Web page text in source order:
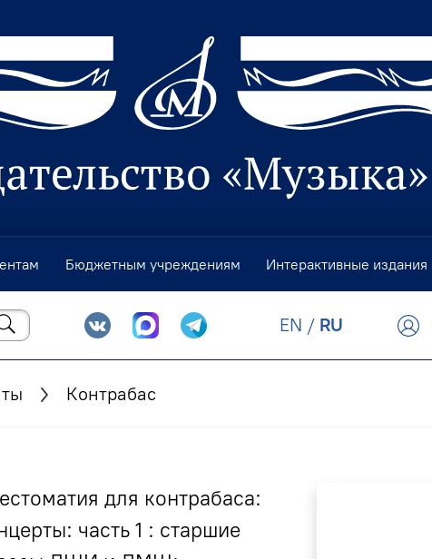
Бюджетным учреждениям Интерактивные издания
EN / RU
Контрабас
для контрабаса:
часть 1 : старшие